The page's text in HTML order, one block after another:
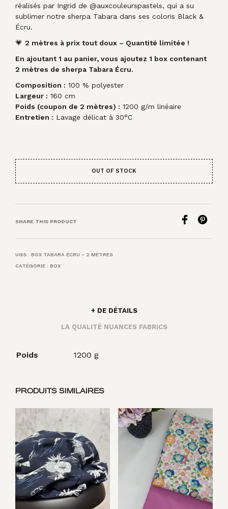
réalisés par Ingrid de @auxcouleurspastels, qui a su
sublimer notre sherpa Tabara dans ses coloris Black &
Écru.
💗 2 mètres à prix tout doux – Quantité limitée !
En ajoutant 1 au panier, vous ajoutez 1 box contenant
2 mètres de sherpa Tabara Écru.
Composition : 100 % polyester
Largeur : 160 cm
Poids (coupon de 2 mètres) : 1200 g/m linéaire
Entretien : Lavage délicat à 30°C
OUT OF STOCK
SHARE THIS PRODUCT
UGS : BOX TABARA ÉCRU - 2 MÈTRES
CATÉGORIE : BOX
+ DE DÉTAILS
LA QUALITÉ NUANCES FABRICS
Poids 1200 g
PRODUITS SIMILAIRES